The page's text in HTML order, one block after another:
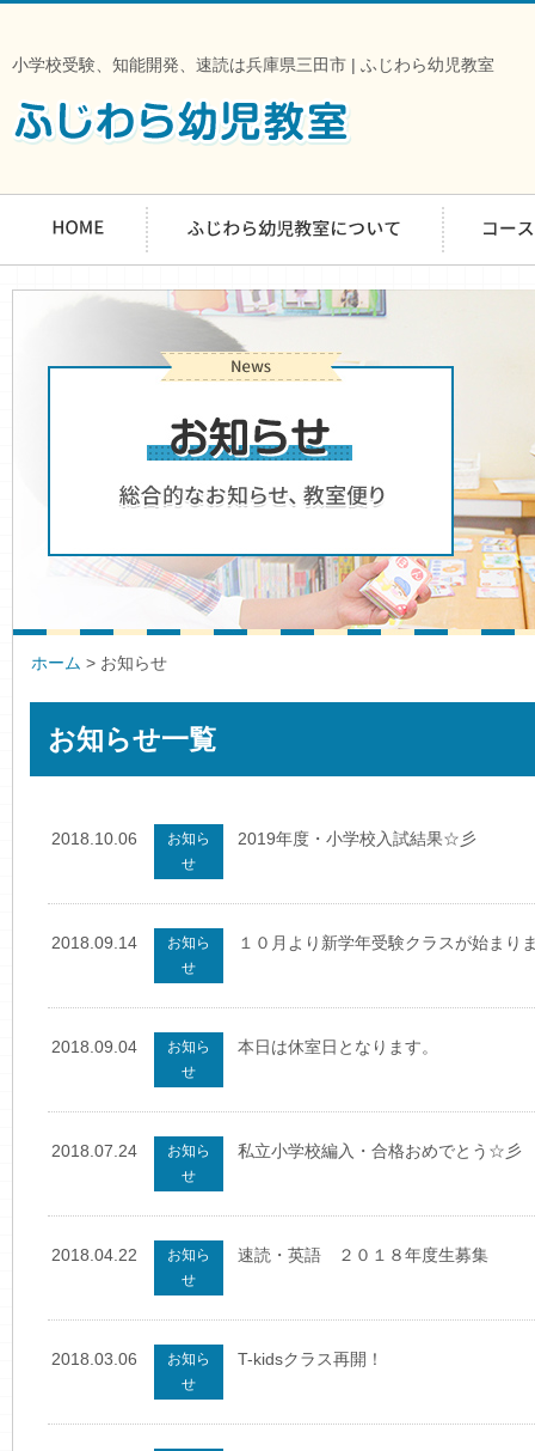
小学校受験、知能開発、速読は兵庫県三田市 | ふじわら幼児教室
ホーム > お知らせ
お知らせ一覧
2018.10.06
お知ら
せ
2019年度・小学校入試結果☆彡
2018.09.14
お知ら
せ
１０月より新学年受験クラスが始まり
2018.09.04
お知ら
せ
本日は休室日となります。
2018.07.24
お知ら
せ
私立小学校編入・合格おめでとう☆彡
2018.04.22
お知ら
せ
速読・英語 ２０１８年度生募集
2018.03.06
お知ら
せ
T-kidsクラス再開！